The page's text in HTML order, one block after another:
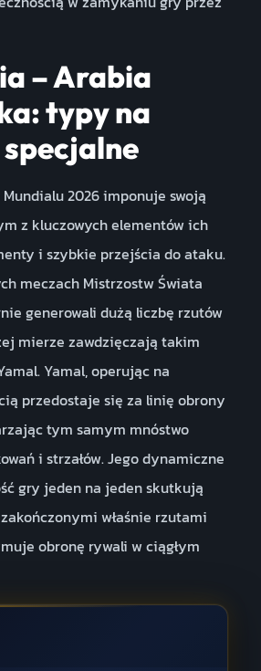
– Arabia
typy na
2026 imponuje swoją
z kluczowych elementów ich
i szybkie przejścia do ataku.
meczach Mistrzostw Świata
generowali dużą liczbę rzutów
mierze zawdzięczają takim
Yamal, operując na
przedostaje się za linię obrony
tym samym mnóstwo
i strzałów. Jego dynamiczne
gry jeden na jeden skutkują
właśnie rzutami
obronę rywali w ciągłym